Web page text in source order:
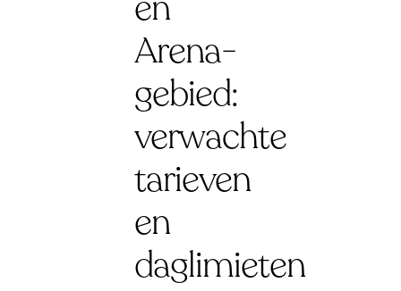
Arena-
gebied:
verwachte
tarieven
en
daglimieten